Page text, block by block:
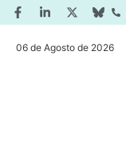
06 de Agosto de 2026